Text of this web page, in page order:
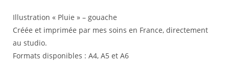
Illustration « Pluie » – gouache
Créée et imprimée par mes soins en France, directement
au studio.
Formats disponibles : A4, A5 et A6